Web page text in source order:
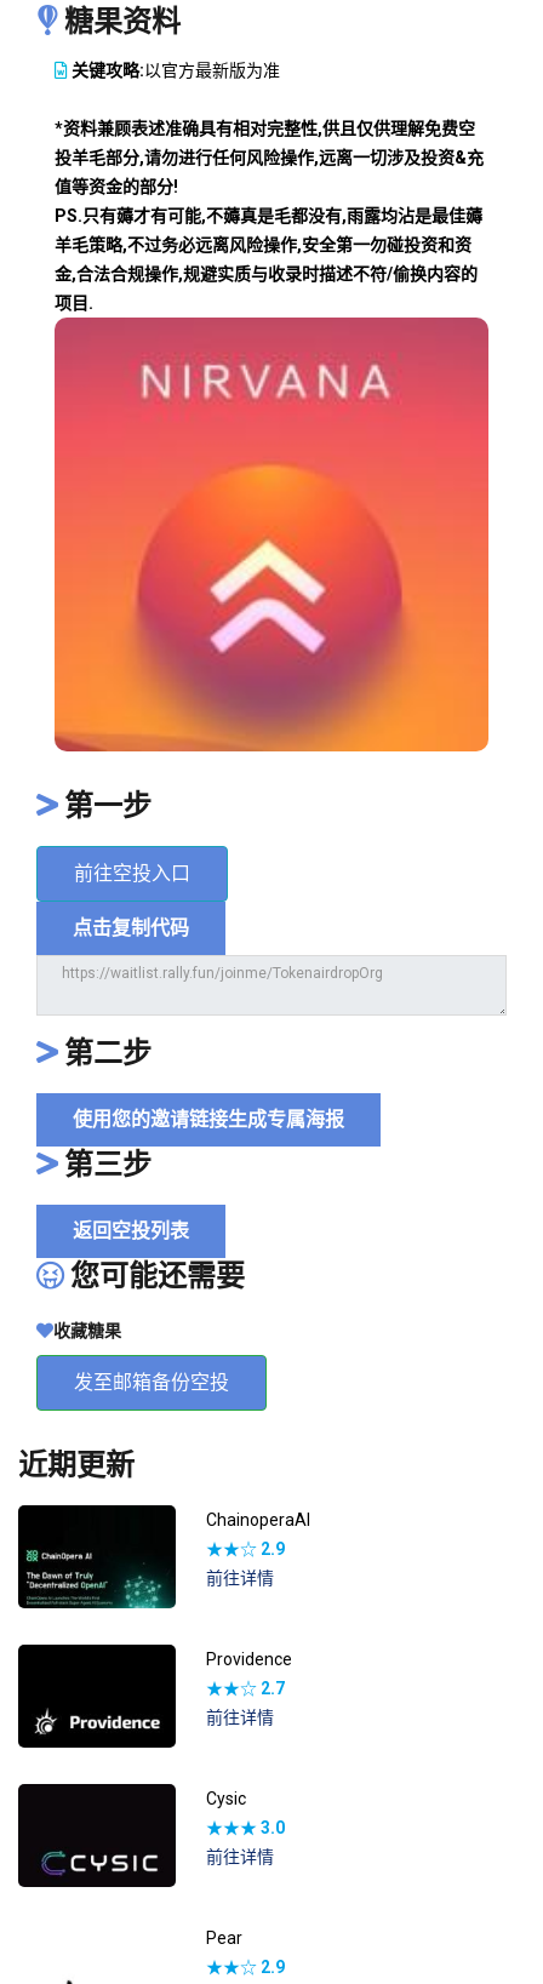
糖果资料
关键攻略:以官方最新版为准
*资料兼顾表述准确具有相对完整性,供且仅供理解免费空
投羊毛部分,请勿进行任何风险操作,远离一切涉及投资&充
值等资金的部分!
PS.只有薅才有可能,不薅真是毛都没有,雨露均沾是最佳薅
羊毛策略,不过务必远离风险操作,安全第一勿碰投资和资
金,合法合规操作,规避实质与收录时描述不符/偷换内容的
项目.
第一步
前往空投入口
点击复制代码
第二步
使用您的邀请链接生成专属海报
第三步
返回空投列表
您可能还需要
收藏糖果
发至邮箱备份空投
近期更新
ChainoperaAI
★★☆ 2.9
前往详情
Providence
★★☆ 2.7
前往详情
Cysic
★★★3.0
前往详情
Pear
★★☆ 2.9